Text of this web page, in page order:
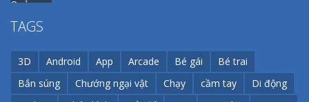
Flappy Ball
TAGS
3D Android App Arcade Bé gái
Bé trai
Bắn súng
Chướng ngại vật Chạy cầm tay
Di động